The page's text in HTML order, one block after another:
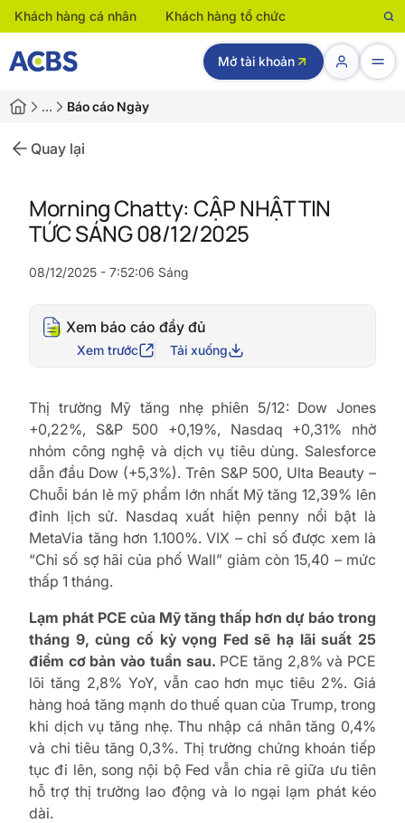
Khách hàng cá nhân Khách hàng tổ chức
Mở tài khoản
… Báo cáo Ngày
Quay lại
Morning Chatty: CẬP NHẬT TIN
TỨC SÁNG 08/12/2025
08/12/2025 - 7:52:06 Sáng
Xem báo cáo đầy đủ
Xem trước Tải xuống
Thị trường Mỹ tăng nhẹ phiên 5/12: Dow Jones
+0,22%, S&P 500 +0,19%, Nasdaq +0,31% nhờ
nhóm công nghệ và dịch vụ tiêu dùng. Salesforce
dẫn đầu Dow (+5,3%). Trên S&P 500, Ulta Beauty –
Chuỗi bán lẻ mỹ phẩm lớn nhất Mỹ tăng 12,39% lên
đỉnh lịch sử. Nasdaq xuất hiện penny nổi bật là
MetaVia tăng hơn 1.100%. VIX – chỉ số được xem là
“Chỉ số sợ hãi của phố Wall” giảm còn 15,40 – mức
thấp 1 tháng.
Lạm phát PCE của Mỹ tăng thấp hơn dự báo trong
tháng 9, củng cố kỳ vọng Fed sẽ hạ lãi suất 25
điểm cơ bản vào tuần sau. PCE tăng 2,8% và PCE
lõi tăng 2,8% YoY, vẫn cao hơn mục tiêu 2%. Giá
hàng hoá tăng mạnh do thuế quan của Trump, trong
khi dịch vụ tăng nhẹ. Thu nhập cá nhân tăng 0,4%
và chi tiêu tăng 0,3%. Thị trường chứng khoán tiếp
tục đi lên, song nội bộ Fed vẫn chia rẽ giữa ưu tiên
hỗ trợ thị trường lao động và lo ngại lạm phát kéo
dài.